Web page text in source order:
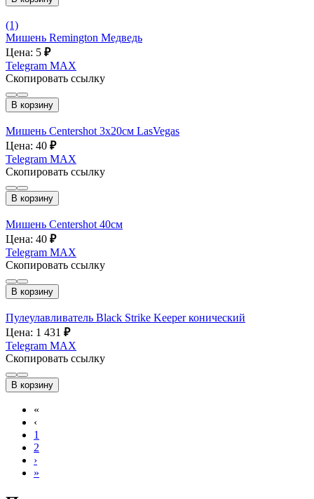
(1)
Мишень Remington Медведь
Цена: 5 ₽
Telegram MAX
Скопировать ссылку
В корзину
Мишень Centershot 3x20см LasVegas
Цена: 40 ₽
Telegram MAX
Скопировать ссылку
В корзину
Мишень Centershot 40см
Цена: 40 ₽
Telegram MAX
Скопировать ссылку
В корзину
Пулеулавливатель Black Strike Keeper конический
Цена: 1 431 ₽
Telegram MAX
Скопировать ссылку
В корзину
«
‹
1
2
›
»